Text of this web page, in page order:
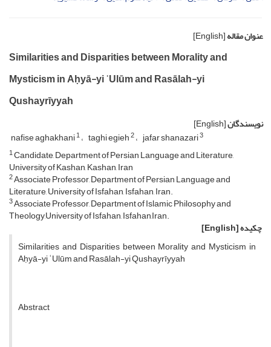
عنوان مقاله[English]
Similarities and Disparities between Morality and
Mysticism in Aḥyā-yi ʿUlūm and Rasālah-yi
Qushayrīyyah
نویسندگان[English]
nafise aghakhani1 taghi egieh2 jafar shanazari3
1Candidate, Department of Persian Language and Literature,
University of Kashan, Kashan, Iran
2Associate Professor, Department of Persian Language and
Literature, University of Isfahan, Isfahan, Iran.
3Associate Professor, Department of Islamic Philosophy and
Theology,University of Isfahan, Isfahan,Iran.
چکیده[English]
Similarities and Disparities between Morality and Mysticism in
Aḥyā-yi ʿUlūm and Rasālah-yi Qushayrīyyah
Abstract